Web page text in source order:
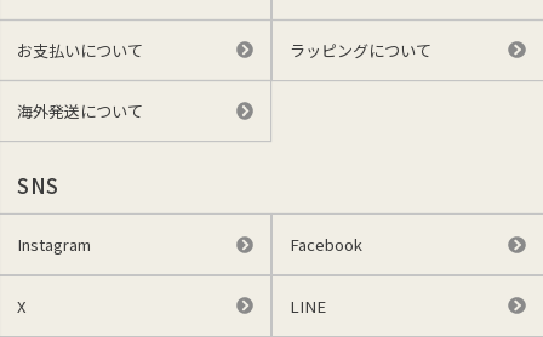
お支払いについて ラッピングについて
海外発送について
SNS
Instagram Facebook
X LINE